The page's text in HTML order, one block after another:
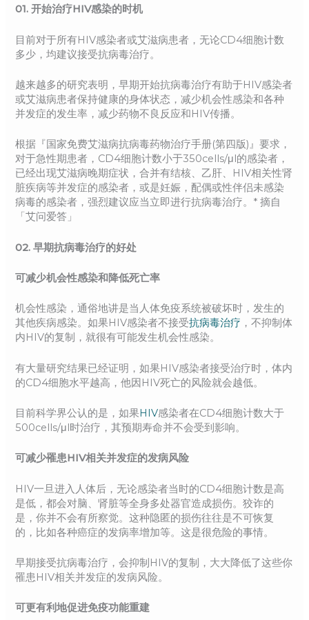
01. 开始治疗HIV感染的时机
目前对于所有HIV感染者或艾滋病患者，无论CD4细胞计数
多少，均建议接受抗病毒治疗。
越来越多的研究表明，早期开始抗病毒治疗有助于HIV感染者
或艾滋病患者保持健康的身体状态，减少机会性感染和各种
并发症的发生率，减少药物不良反应和HIV传播。
根据『国家免费艾滋病抗病毒药物治疗手册(第四版)』要求，
对于急性期患者，CD4细胞计数小于350cells/μl的感染者，
已经出现艾滋病晚期症状，合并有结核、乙肝、HIV相关性肾
脏疾病等并发症的感染者，或是妊娠，配偶或性伴侣未感染
病毒的感染者，强烈建议应当立即进行抗病毒治疗。* 摘自
「艾问爱答」
02. 早期抗病毒治疗的好处
可减少机会性感染和降低死亡率
机会性感染，通俗地讲是当人体免疫系统被破坏时，发生的
其他疾病感染。如果HIV感染者不接受抗病毒治疗 ，不抑制体
内HIV的复制，就很有可能发生机会性感染。
有大量研究结果已经证明，如果HIV感染者接受治疗时，体内
的CD4细胞水平越高，他因HIV死亡的风险就会越低。
目前科学界公认的是，如果HIV感染者在CD4细胞计数大于
500cells/μl时治疗，其预期寿命并不会受到影响。
可减少罹患HIV相关并发症的发病风险
HIV一旦进入人体后，无论感染者当时的CD4细胞计数是高
是低，都会对脑、肾脏等全身多处器官造成损伤。狡诈的
是，你并不会有所察觉。这种隐匿的损伤往往是不可恢复
的，比如各种癌症的发病率增加等。这是很危险的事情。
早期接受抗病毒治疗，会抑制HIV的复制，大大降低了这些你
罹患HIV相关并发症的发病风险。
可更有利地促进免疫功能重建